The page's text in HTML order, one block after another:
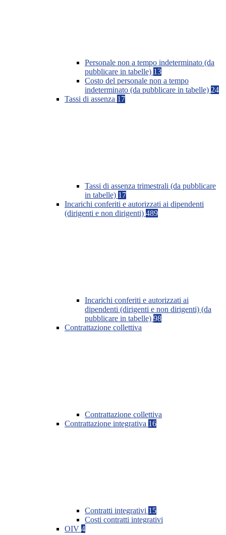
Personale non a tempo indeterminato (da
pubblicare in tabelle) 13
Costo del personale non a tempo
indeterminato (da pubblicare in tabelle) 24
Tassi di assenza 17
Tassi di assenza trimestrali (da pubblicare
in tabelle) 17
Incarichi conferiti e autorizzati ai dipendenti
(dirigenti e non dirigenti) 489
Incarichi conferiti e autorizzati ai
dipendenti (dirigenti e non dirigenti) (da
pubblicare in tabelle) 98
Contrattazione collettiva
Contrattazione collettiva
Contrattazione integrativa 16
Contratti integrativi 15
Costi contratti integrativi
OIV 4